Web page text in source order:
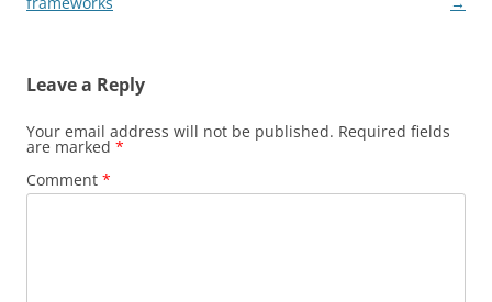
Leave a Reply
Your email address will not be published. Required fields
are marked *
Comment *